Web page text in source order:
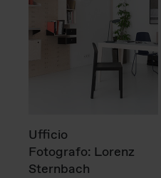
Ufficio
Fotografo: Lorenz
Sternbach